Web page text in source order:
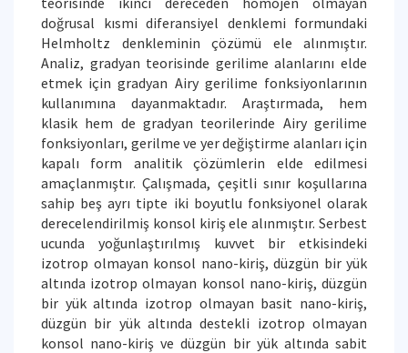
doğrusal kısmi diferansiyel denklemi formundaki
Helmholtz denkleminin çözümü ele alınmıştır.
Analiz, gradyan teorisinde gerilime alanlarını elde
etmek için gradyan Airy gerilime fonksiyonlarının
kullanımına dayanmaktadır. Araştırmada, hem
klasik hem de gradyan teorilerinde Airy gerilime
fonksiyonları, gerilme ve yer değiştirme alanları için
kapalı form analitik çözümlerin elde edilmesi
amaçlanmıştır. Çalışmada, çeşitli sınır koşullarına
sahip beş ayrı tipte iki boyutlu fonksiyonel olarak
derecelendirilmiş konsol kiriş ele alınmıştır. Serbest
ucunda yoğunlaştırılmış kuvvet bir etkisindeki
izotrop olmayan konsol nano-kiriş, düzgün bir yük
altında izotrop olmayan konsol nano-kiriş, düzgün
bir yük altında izotrop olmayan basit nano-kiriş,
düzgün bir yük altında destekli izotrop olmayan
konsol nano-kiriş ve düzgün bir yük altında sabit